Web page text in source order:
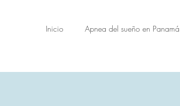
Inicio Apnea del sueño en Panamá